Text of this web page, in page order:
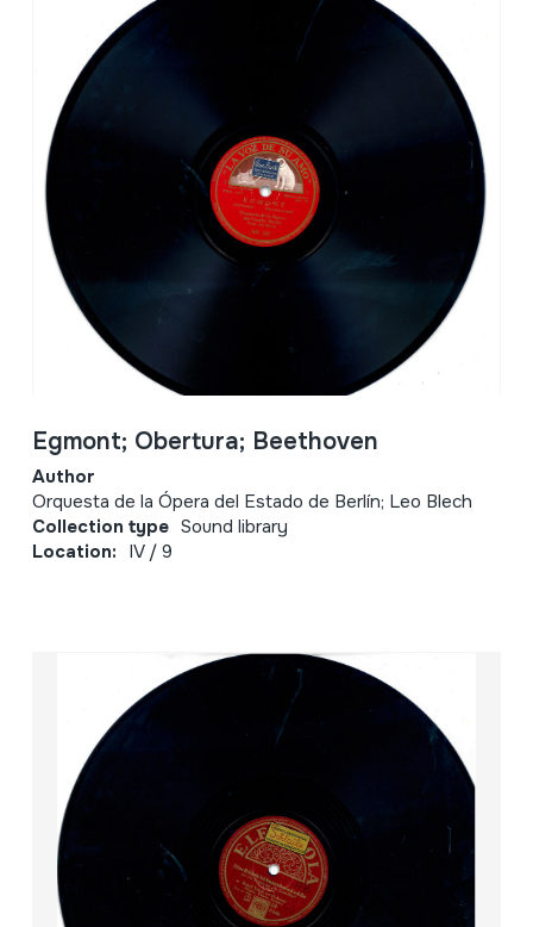
Egmont; Obertura; Beethoven
Author
Orquesta de la Ópera del Estado de Berlín; Leo Blech
Collection type Sound library
Location: IV / 9